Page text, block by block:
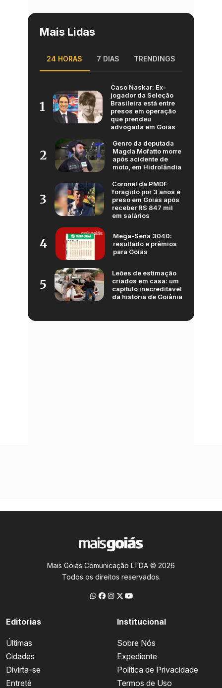
Mais Lidas
24 HORAS 7 DIAS TRENDINGS
1
Caso Naskar: Ex-
jogador da Seleção
Brasileira está entre
presos em operação
que prendeu
advogada em Goiás
2
Genro da deputada
Magda Mofatto morre
após acidente de
moto, em Hidrolândia
3
Coronel da PMDF
foragido por 3 anos é
preso em Goiás após
receber R$ 847 mil
em salários
4
Mega-Sena 3040:
resultado e prêmios
para Goiás
5
Leões de estimação
criados em casa: um
capítulo inacreditável
da história de Goiânia
Mais Goiás Comunicação LTDA © 2026
Todos os direitos reservados.
Editorias
Últimas
Cidades
Divirta-se
Entretê
Institucional
Sobre Nós
Expediente
Política de Privacidade
Termos de Uso